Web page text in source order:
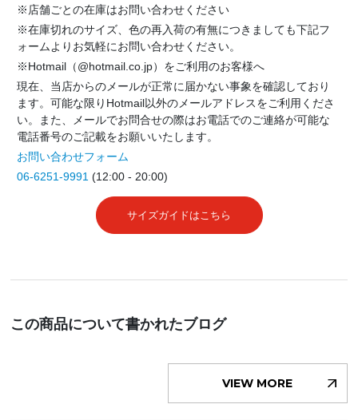
※店舗ごとの在庫はお問い合わせください
※在庫切れのサイズ、色の再入荷の有無につきましても下記フ
ォームよりお気軽にお問い合わせください。
※Hotmail（@hotmail.co.jp）をご利用のお客様へ
現在、当店からのメールが正常に届かない事象を確認しており
ます。可能な限りHotmail以外のメールアドレスをご利用くださ
い。また、メールでお問合せの際はお電話でのご連絡が可能な
電話番号のご記載をお願いいたします。
お問い合わせフォーム
06-6251-9991 (12:00 - 20:00)
サイズガイドはこちら
この商品について書かれたブログ
VIEW MORE